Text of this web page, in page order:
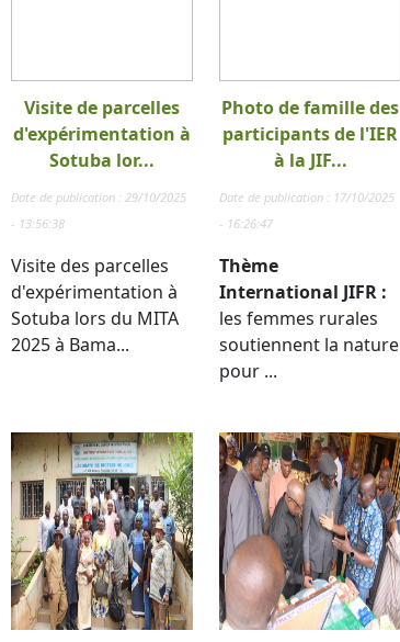
Visite de parcelles
d'expérimentation à
Sotuba lor...
Date de publication : 29/10/2025
- 13:56:38
Visite des parcelles
d'expérimentation à
Sotuba lors du MITA
2025 à Bama...
Photo de famille des
participants de l'IER
à la JIF...
Date de publication : 17/10/2025
- 16:26:47
Thème
International JIFR :
les femmes rurales
soutiennent la nature
pour ...